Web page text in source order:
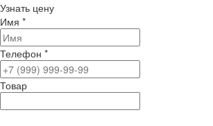
Узнать цену
Имя *
Телефон *
Товар